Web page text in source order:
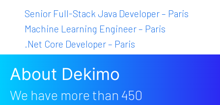
Senior Full-Stack Java Developer – Paris
Machine Learning Engineer – Paris
.Net Core Developer – Paris
About Dekimo
We have more than 450